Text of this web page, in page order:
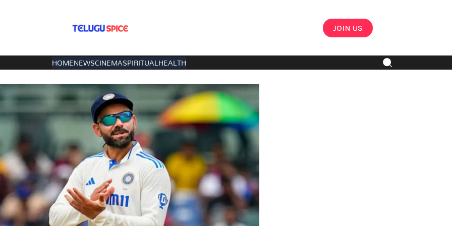
JOIN US
HOMENEWSCINEMASPIRITUALHEALTH